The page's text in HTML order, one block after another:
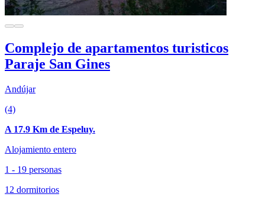
Complejo de apartamentos turisticos
Paraje San Gines
Andújar
(4)
A 17.9 Km de Espeluy.
Alojamiento entero
1 - 19 personas
12 dormitorios